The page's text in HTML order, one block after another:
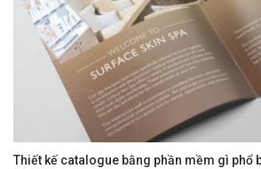
Thiết kế catalogue bằng phần mềm gì phổ